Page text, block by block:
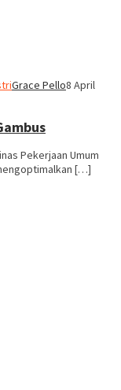
Grace Pello8 April
Pekerjaan Umum
[…]